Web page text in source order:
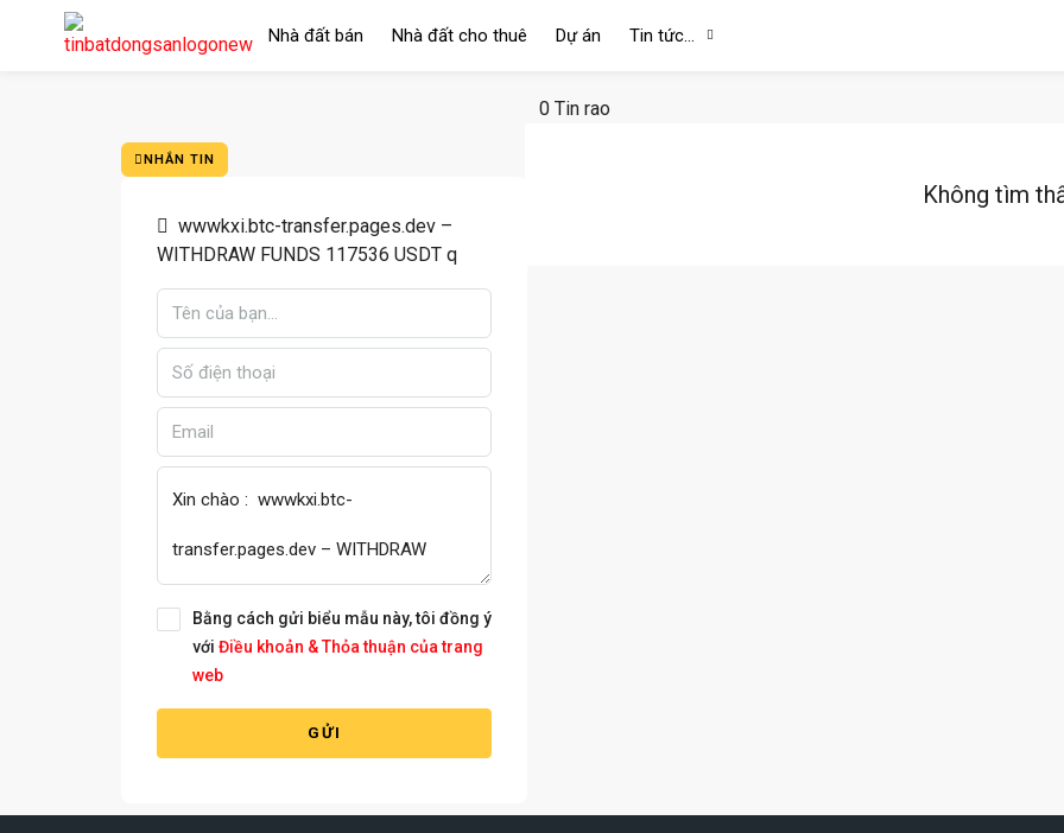
Nhà đất bán Nhà đất cho thuê Dự án Tin tức…
NHẮN TIN
wwwkxi.btc-transfer.pages.dev –
WITHDRAW FUNDS 117536 USDT q
Bằng cách gửi biểu mẫu này, tôi đồng ý
với Điều khoản & Thỏa thuận của trang
web
GỬI
0 Tin rao
Không tìm